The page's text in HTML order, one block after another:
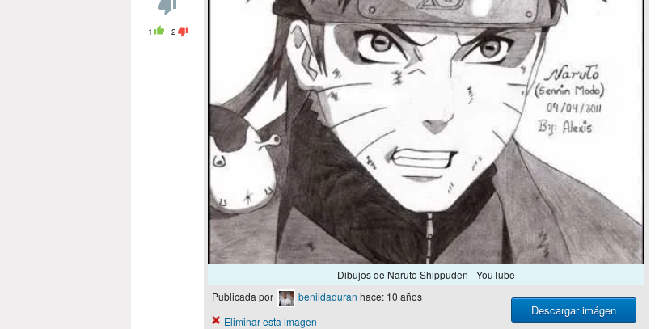
1 2
Dibujos de Naruto Shippuden - YouTube
Descargar imágen
Publicada por benildaduran hace: 10 años
Eliminar esta imagen